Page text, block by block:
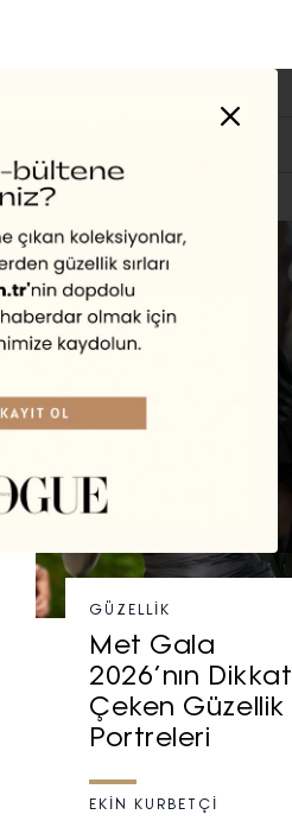
GÜZELLIK
Met Gala
2026’nın Dikkat
Çeken Güzellik
Portreleri
EKİN KURBETÇİ